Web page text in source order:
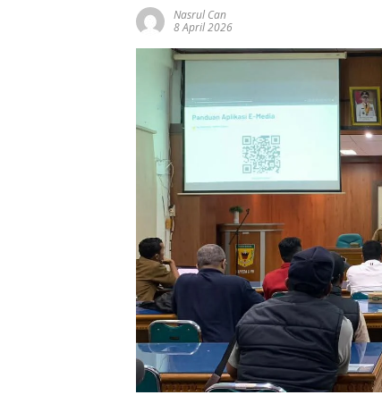
Nasrul Can
8 April 2026